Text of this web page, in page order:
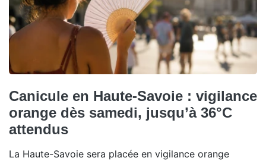
Canicule en Haute-Savoie : vigilance
orange dès samedi, jusqu’à 36°C
attendus
La Haute-Savoie sera placée en vigilance orange